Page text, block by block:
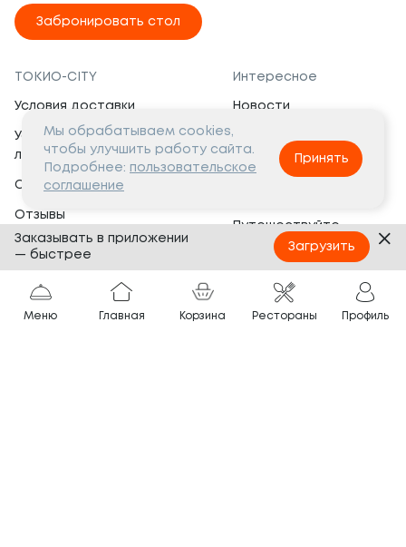
Забронировать стол
ТОКИО-CITY
Условия доставки
Условия программы
лояльности
Сертификаты
Отзывы
Банкеты
Вопросы и ответы
Интересное
Новости
Вакансии
Социальная жизнь
Путешествуйте
с ТОКИО-CITY
Партнёрам
Франшиза
Меню Главная Корзина Рестораны Профиль
Мы обрабатываем cookies,
чтобы улучшить работу сайта.
Подробнее: пользовательское
соглашение
Принять
Заказывать в приложении
— быстрее
Загрузить